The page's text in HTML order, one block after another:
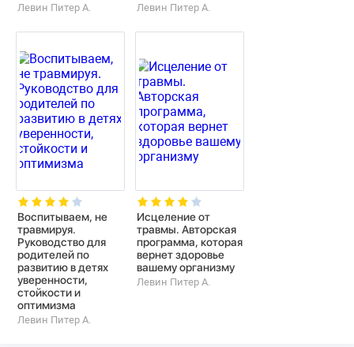
Левин Питер А. Левин Питер А.
Воспитываем, не
травмируя.
Руководство для
родителей по
развитию в детях
уверенности,
стойкости и
оптимизма
Левин Питер А.
Исцеление от
травмы. Авторская
программа, которая
вернет здоровье
вашему организму
Левин Питер А.